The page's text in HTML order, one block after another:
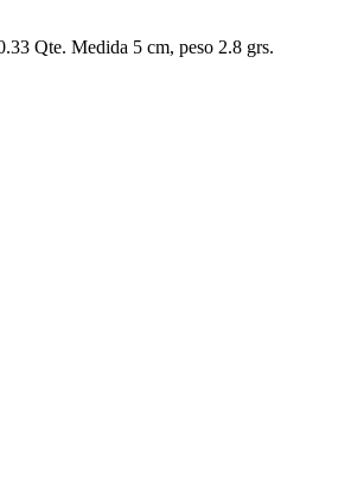
Qte. Medida 5 cm, peso 2.8 grs.